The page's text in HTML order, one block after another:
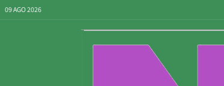
09 AGO 2026